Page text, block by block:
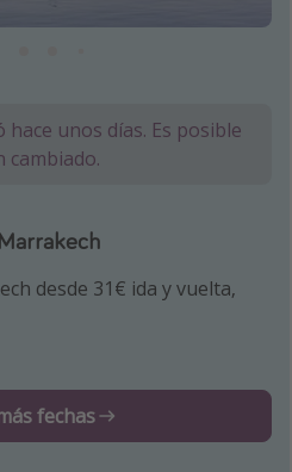
unos días. Es posible
cambiado.
desde 31€ ida y vuelta,
fechas